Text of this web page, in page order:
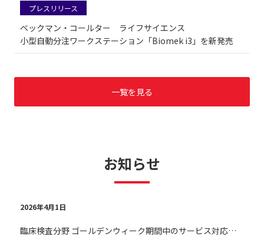
プレスリリース
ベックマン・コールター ライフサイエンス
小型自動分注ワークステーション「Biomek i3」を新発売
一覧を見る
お知らせ
2026年4月1日
臨床検査分野 ゴールデンウィーク期間中のサービス対応のご案内